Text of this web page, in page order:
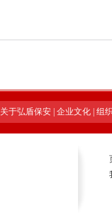
关于弘盾保安| 企业文化| 组